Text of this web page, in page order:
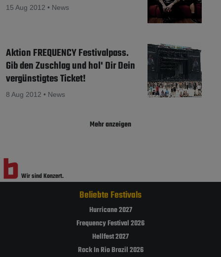
15 Aug 2012 • News
Aktion FREQUENCY Festivalpass.
Gib den Zuschlag und hol' Dir Dein
vergünstigtes Ticket!
8 Aug 2012 • News
Mehr anzeigen
Wir sind Konzert.
Beliebte Festivals
Hurricane 2027
Frequency Festival 2026
Hellfest 2027
Rock In Rio Brazil 2026